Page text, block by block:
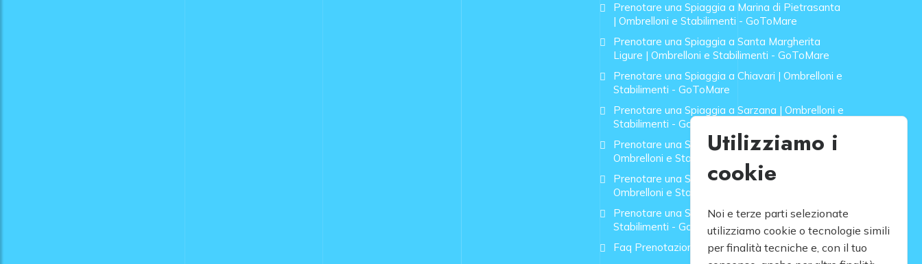
Prenotare una Spiaggia a Marina di Pietrasanta
| Ombrelloni e Stabilimenti - GoToMare
Prenotare una Spiaggia a Santa Margherita
Ligure | Ombrelloni e Stabilimenti - GoToMare
Prenotare una Spiaggia a Chiavari | Ombrelloni e
Stabilimenti - GoToMare
Prenotare una Spiaggia a Sarzana | Ombrelloni e
Stabilimenti - GoToMare
Prenotare una Spiaggia a Forte dei Marmi |
Ombrelloni e Stabilimenti - GoToMare
Prenotare una Spiaggia a Lido di Camaiore |
Ombrelloni e Stabilimenti - GoToMare
Prenotare una Spiaggia a Rapallo | Ombrelloni e
Stabilimenti - GoToMare
Faq Prenotazione Spiagge
Utilizziamo i
cookie
Noi e terze parti selezionate
utilizziamo cookie o tecnologie simili
per finalità tecniche e, con il tuo